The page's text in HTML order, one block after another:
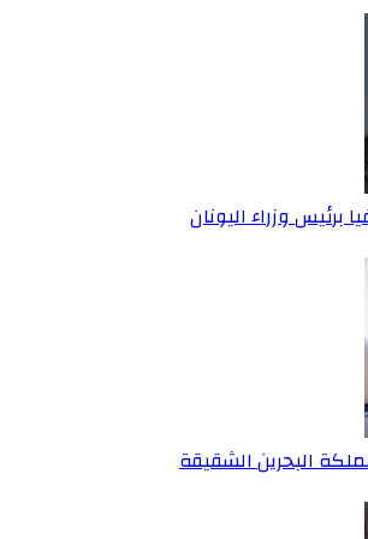
برئيس وزراء اليونان
البحرين الشقيقة